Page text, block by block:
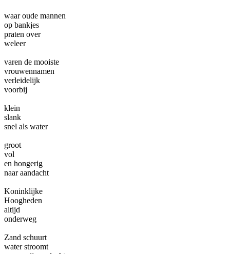
waar oude mannen
op bankjes
praten over
weleer
varen de mooiste
vrouwennamen
verleidelijk
voorbij
klein
slank
snel als water
groot
vol
en hongerig
naar aandacht
Koninklijke
Hoogheden
altijd
onderweg
Zand schuurt
water stroomt